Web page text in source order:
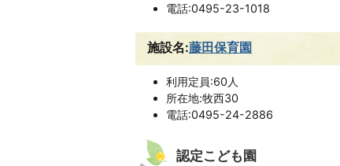
電話:0495-23-1018
施設名:藤田保育園
利用定員:60人
所在地:牧西30
電話:0495-24-2886
認定こども園